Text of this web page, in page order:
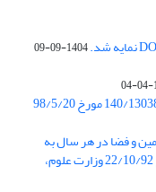
1404-09-09
فیزیک زمین و فضا در هر سال به
زبان انگلیسی در جلسه کار گروه علوم پایه مورخ 22/10/92 وزارت علوم،